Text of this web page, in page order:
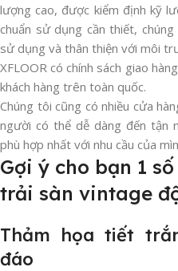
lượng cao, được kiểm định kỹ
chuẩn sử dụng cần thiết,
sử dụng và thân thiện với môi
XFLOOR có chính sách giao
khách hàng trên toàn quốc.
Chúng tôi cũng có nhiều cửa
người có thể dễ dàng đến tận
phù hợp nhất với nhu cầu của
Gợi ý cho bạn 1
trải sàn vintage
Thảm họa tiết
đáo